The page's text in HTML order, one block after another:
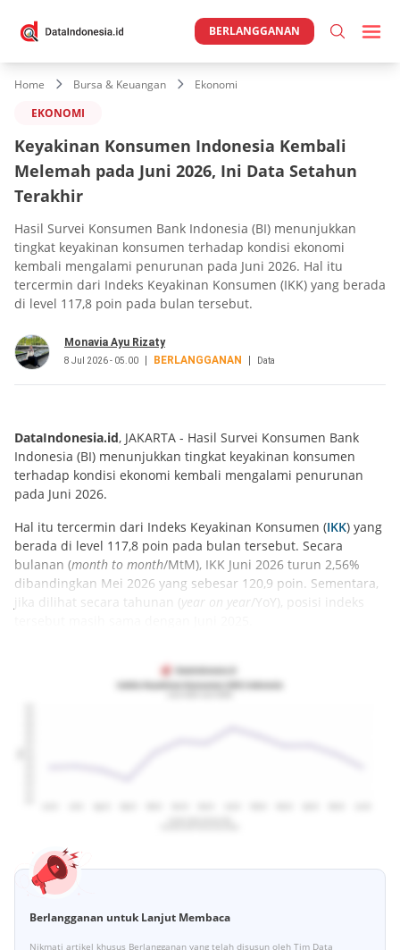
BERLANGGANAN
Home Bursa & Keuangan
Ekonomi
EKONOMI
Keyakinan Konsumen Indonesia Kembali
Melemah pada Juni 2026, Ini Data Setahun
Terakhir
Hasil Survei Konsumen Bank Indonesia (BI) menunjukkan
tingkat keyakinan konsumen terhadap kondisi ekonomi
kembali mengalami penurunan pada Juni 2026. Hal itu
tercermin dari Indeks Keyakinan Konsumen (IKK) yang berada
di level 117,8 poin pada bulan tersebut.
Monavia Ayu Rizaty
8 Jul 2026 - 05.00 BERLANGGANAN Data
DataIndonesia.id, JAKARTA - Hasil Survei Konsumen Bank
Indonesia (BI) menunjukkan tingkat keyakinan konsumen
terhadap kondisi ekonomi kembali mengalami penurunan
pada Juni 2026.
Hal itu tercermin dari Indeks Keyakinan Konsumen (IKK) yang
berada di level 117,8 poin pada bulan tersebut. Secara
bulanan (month to month/MtM), IKK Juni 2026 turun 2,56%
dibandingkan Mei 2026 yang sebesar 120,9 poin. Sementara,
jika dilihat secara tahunan (year on year /YoY), posisi indeks
Berlangganan untuk Lanjut Membaca
Nikmati artikel khusus Berlangganan yang telah disusun oleh Tim Data